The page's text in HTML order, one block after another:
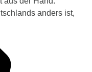
anders ist,